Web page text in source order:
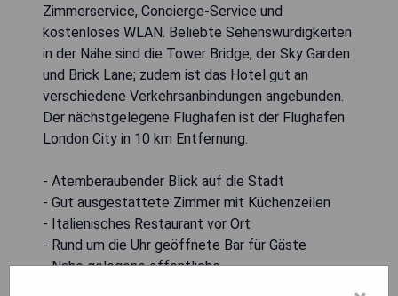
Zimmerservice, Concierge-Service und
kostenloses WLAN. Beliebte Sehenswürdigkeiten
in der Nähe sind die Tower Bridge, der Sky Garden
und Brick Lane; zudem ist das Hotel gut an
verschiedene Verkehrsanbindungen angebunden.
Der nächstgelegene Flughafen ist der Flughafen
London City in 10 km Entfernung.
- Atemberaubender Blick auf die Stadt
- Gut ausgestattete Zimmer mit Küchenzeilen
- Italienisches Restaurant vor Ort
- Rund um die Uhr geöffnete Bar für Gäste
- Nahe gelegene öffentliche